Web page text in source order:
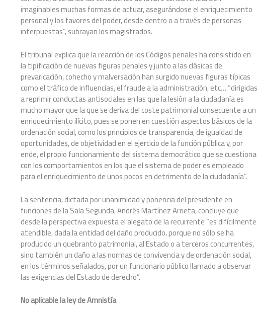
imaginables muchas formas de actuar, asegurándose el enriquecimiento
personal y los favores del poder, desde dentro o a través de personas
interpuestas”, subrayan los magistrados.
El tribunal explica que la reacción de los Códigos penales ha consistido en
la tipificación de nuevas figuras penales y junto a las clásicas de
prevaricación, cohecho y malversación han surgido nuevas figuras típicas
como el tráfico de influencias, el fraude a la administración, etc… “dirigidas
a reprimir conductas antisociales en las que la lesión a la ciudadanía es
mucho mayor que la que se deriva del coste patrimonial consecuente a un
enriquecimiento ilícito, pues se ponen en cuestión aspectos básicos de la
ordenación social, como los principios de transparencia, de igualdad de
oportunidades, de objetividad en el ejercicio de la función pública y, por
ende, el propio funcionamiento del sistema democrático que se cuestiona
con los comportamientos en los que el sistema de poder es empleado
para el enriquecimiento de unos pocos en detrimento de la ciudadanía”.
La sentencia, dictada por unanimidad y ponencia del presidente en
funciones de la Sala Segunda, Andrés Martínez Arrieta, concluye que
desde la perspectiva expuesta el alegato de la recurrente “es difícilmente
atendible, dada la entidad del daño producido, porque no sólo se ha
producido un quebranto patrimonial, al Estado o a terceros concurrentes,
sino también un daño a las normas de convivencia y de ordenación social,
en los términos señalados, por un funcionario público llamado a observar
las exigencias del Estado de derecho”.
No aplicable la ley de Amnistía